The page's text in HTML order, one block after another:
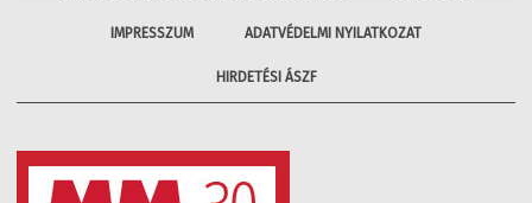
IMPRESSZUM ADATVÉDELMI NYILATKOZAT
HIRDETÉSI ÁSZF